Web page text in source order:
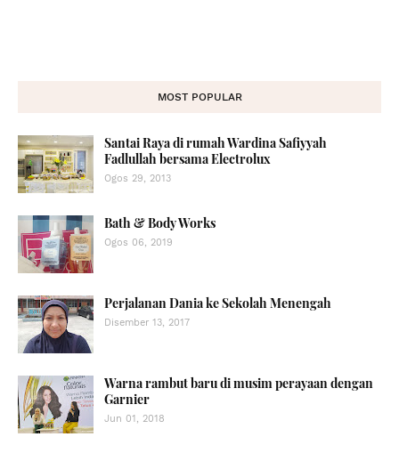
MOST POPULAR
Santai Raya di rumah Wardina Safiyyah
Fadlullah bersama Electrolux
Ogos 29, 2013
Bath & Body Works
Ogos 06, 2019
Perjalanan Dania ke Sekolah Menengah
Disember 13, 2017
Warna rambut baru di musim perayaan dengan
Garnier
Jun 01, 2018